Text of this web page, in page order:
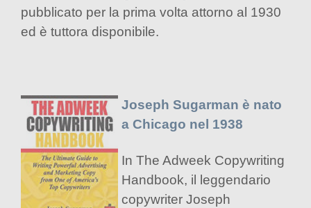
pubblicato per la prima volta attorno al 1930
ed è tuttora disponibile.
Joseph Sugarman è nato
a Chicago nel 1938
In The Adweek Copywriting
Handbook, il leggendario
copywriter Joseph